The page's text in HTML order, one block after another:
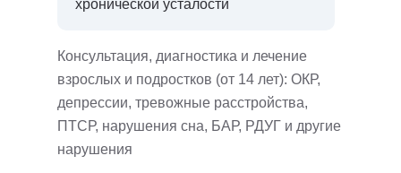
хронической усталости
Консультация, диагностика и лечение
взрослых и подростков (от 14 лет): ОКР,
депрессии, тревожные расстройства,
ПТСР, нарушения сна, БАР, РДУГ и другие
нарушения